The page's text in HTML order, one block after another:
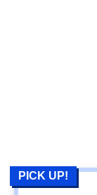
PICK UP!